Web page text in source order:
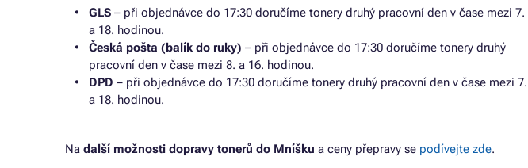
GLS – při objednávce do 17:30 doručíme tonery druhý pracovní den v čase mezi 7.
a 18. hodinou.
Česká pošta (balík do ruky) – při objednávce do 17:30 doručíme tonery druhý
pracovní den v čase mezi 8. a 16. hodinou.
DPD – při objednávce do 17:30 doručíme tonery druhý pracovní den v čase mezi 7.
a 18. hodinou.
Na další možnosti dopravy tonerů do Mníšku a ceny přepravy se podívejte zde.